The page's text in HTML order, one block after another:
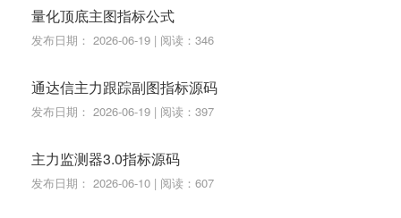
HV5:=COUNT(HV00,8)>=3 AND COUNT(HV01 OR H
S(LOW,8)>=7 AND HV03;
HV6:=COUNT(HV00,9)>=3 AND COUNT(HV01 OR H
S(LOW,9)>=8 AND HV04;
量化顶底主图指标公式
发布日期： 2026-06-19 | 阅读：346
通达信主力跟踪副图指标源码
发布日期： 2026-06-19 | 阅读：397
主力监测器3.0指标源码
发布日期： 2026-06-10 | 阅读：607